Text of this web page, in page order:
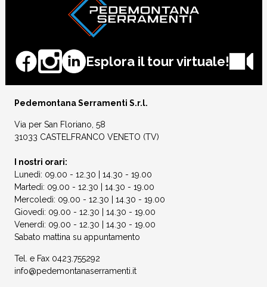
Esplora il tour virtuale!
Pedemontana Serramenti S.r.l.
Via per San Floriano, 58
31033 CASTELFRANCO VENETO (TV)
I nostri orari:
Lunedì: 09.00 - 12.30 | 14.30 - 19.00
Martedì: 09.00 - 12.30 | 14.30 - 19.00
Mercoledì: 09.00 - 12.30 | 14.30 - 19.00
Giovedì: 09.00 - 12.30 | 14.30 - 19.00
Venerdì: 09.00 - 12.30 | 14.30 - 19.00
Sabato mattina su appuntamento
Tel. e Fax 0423.755292
info@pedemontanaserramenti.it